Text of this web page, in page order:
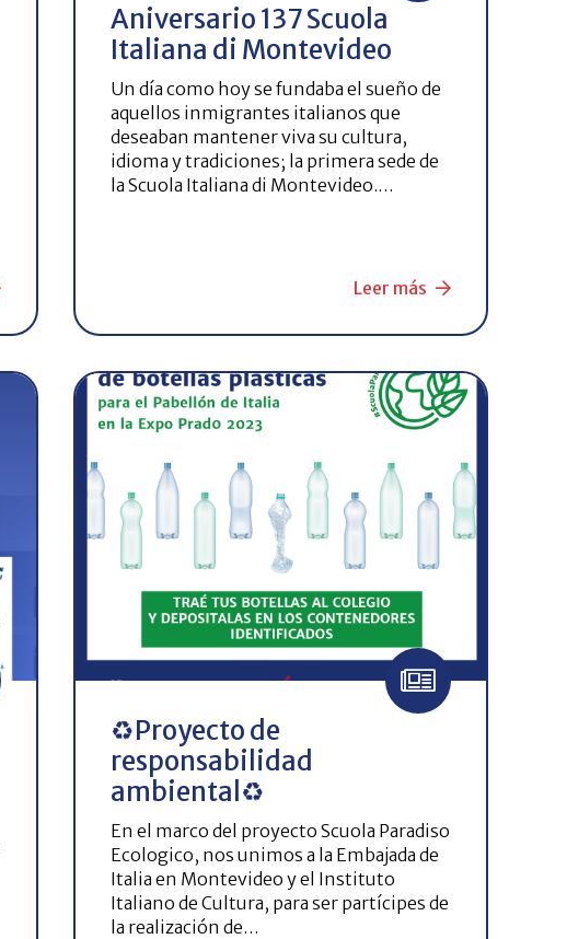
Aniversario 137 Scuola
Italiana di Montevideo
Un día como hoy se fundaba el sueño de
aquellos inmigrantes italianos que
deseaban mantener viva su cultura,
idioma y tradiciones; la primera sede de
la Scuola Italiana di Montevideo.…
Leer más
♻Proyecto de
responsabilidad
ambiental♻
En el marco del proyecto Scuola Paradiso
Ecologico, nos unimos a la Embajada de
Italia en Montevideo y el Instituto
Italiano de Cultura, para ser partícipes de
la realización de…